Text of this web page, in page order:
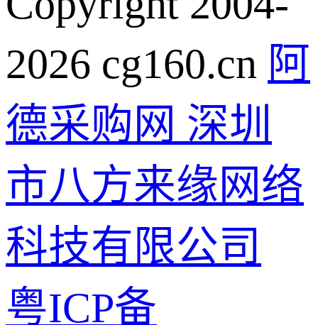
2026 cg160.cn 阿
德采购网 深圳
市八方来缘网络
科技有限公司
粤ICP备